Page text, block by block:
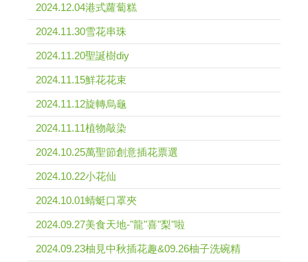
2024.12.04港式蘿蔔糕
2024.11.30雪花串珠
2024.11.20聖誕樹diy
2024.11.15鮮花花束
2024.11.12旋轉烏龜
2024.11.11植物敲染
2024.10.25萬聖節創意插花票選
2024.10.22小花仙
2024.10.01蜻蜓口罩夾
2024.09.27美食天地-"龍"喜"梨"啦
2024.09.23柚見中秋插花趣&09.26柚子洗碗精